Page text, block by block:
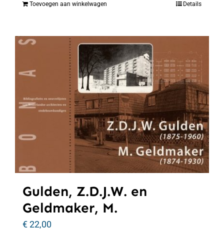
Toevoegen aan winkelwagen Details
Gulden, Z.D.J.W. en
Geldmaker, M.
€22,00